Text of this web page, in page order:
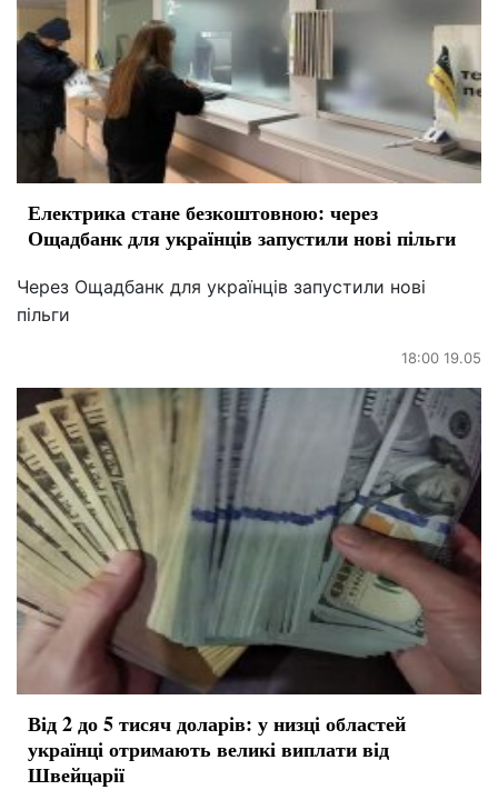
Електрика стане безкоштовною: через
Ощадбанк для українців запустили нові пільги
Через Ощадбанк для українців запустили нові
пільги
18:00 19.05
Від 2 до 5 тисяч доларів: у низці областей
українці отримають великі виплати від
Швейцарії